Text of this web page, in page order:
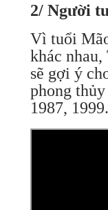
2/ Người
Vì tuổi
khác
sẽ gợi ý
phong
1987, 1999.